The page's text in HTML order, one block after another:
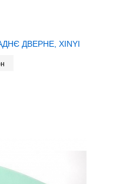
ДВЕРНЕ, XINYI